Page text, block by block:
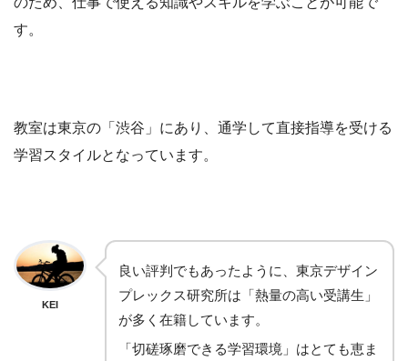
す。
教室は東京の「渋谷」にあり、通学して直接指導を受ける
学習スタイルとなっています。
KEI
良い評判でもあったように、東京デザイン
プレックス研究所は「熱量の高い受講生」
が多く在籍しています。
「切磋琢磨できる学習環境」はとても恵ま